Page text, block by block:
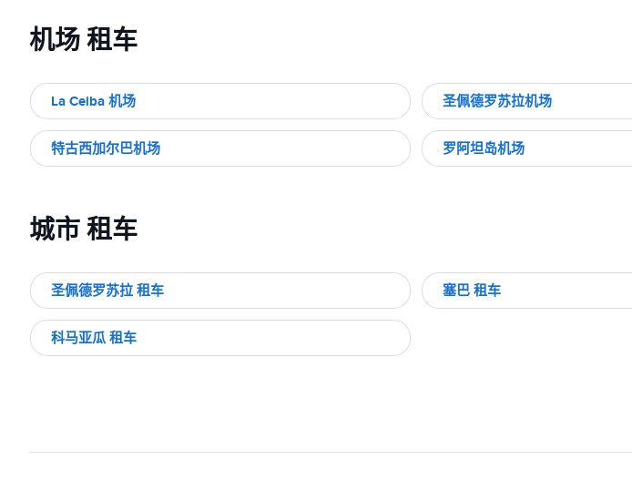
机场 租车
La Ceiba 机场 圣佩德罗苏拉机场
特古西加尔巴机场 罗阿坦岛机场
城市 租车
圣佩德罗苏拉 租车 塞巴 租车
科马亚瓜 租车